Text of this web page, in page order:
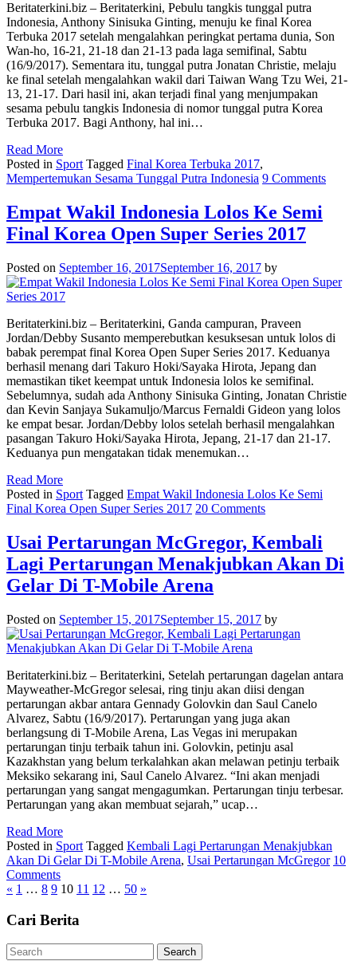
Beritaterkini.biz – Beritaterkini, Pebulu tangkis tunggal putra
Indonesia, Anthony Sinisuka Ginting, menuju ke final Korea
Terbuka 2017 setelah mengalahkan peringkat pertama dunia, Son
Wan-ho, 16-21, 21-18 dan 21-13 pada laga semifinal, Sabtu
(16/9/2017). Sementara itu, tunggal putra Jonatan Christie, melaju
ke final setelah mengalahkan wakil dari Taiwan Wang Tzu Wei, 21-
13, 21-17. Dari hasil ini, akan terjadi final yang menjumpakan
sesama pebulu tangkis Indonesia di nomor tunggal putra Korea
Terbuka 2017. Bagi Anthony, hal ini…
Read More
Posted in Sport Tagged Final Korea Terbuka 2017,
Mempertemukan Sesama Tunggal Putra Indonesia 9 Comments
Empat Wakil Indonesia Lolos Ke Semi
Final Korea Open Super Series 2017
Posted on September 16, 2017September 16, 2017 by
Beritaterkini.biz – Beritaterkini, Ganda campuran, Praveen
Jordan/Debby Susanto memperebutkan kesuksesan untuk lolos di
babak perempat final Korea Open Super Series 2017. Keduanya
berhasil menang dari Takuro Hoki/Sayaka Hirota, Jepang dan
memastikan tiket keempat untuk Indonesia lolos ke semifinal.
Sebelumnya, sudah ada Anthony Sinisuka Ginting, Jonatan Christie
dan Kevin Sanjaya Sukamuljo/Marcus Fernaldi Gideon yang lolos
ke empat besar. Jordan/Debby lolos setelah berhasil mengalahkan
pasangan Takuro Hoki/Sayaka Hirota, Jepang, 21-17 dan 21-17.
Keduanya pun mengatakan tidak menemukan…
Read More
Posted in Sport Tagged Empat Wakil Indonesia Lolos Ke Semi
Final Korea Open Super Series 2017 20 Comments
Usai Pertarungan McGregor, Kembali
Lagi Pertarungan Menakjubkan Akan Di
Gelar Di T-Mobile Arena
Posted on September 15, 2017September 15, 2017 by
Beritaterkini.biz – Beritaterkini, Setelah pertarungan dagelan antara
Mayweather-McGregor selesai, ring tinju akan diisi dengan
pertarungan akbar antara Gennady Golovkin dan Saul Canelo
Alvarez, Sabtu (16/9/2017). Pertarungan yang juga akan
berlangsung di T-Mobile Arena, Las Vegas ini merupakan
pertarungan tinju terbaik tahun ini. Golovkin, petinju asal
Kazakhstan yang belum terkalahkan akan melawan petinju terbaik
Meksiko sekarang ini, Saul Canelo Alvarez. “Ini akan menjadi
pertarungan yang sangat mengagumkan. Pertarungan tinju terbesar.
Pertarungan yang akan membuat sejarah,” ucap…
Read More
Posted in Sport Tagged Kembali Lagi Pertarungan Menakjubkan
Akan Di Gelar Di T-Mobile Arena, Usai Pertarungan McGregor 10
Comments
« 1 … 8 9 10 11 12 … 50 »
Cari Berita